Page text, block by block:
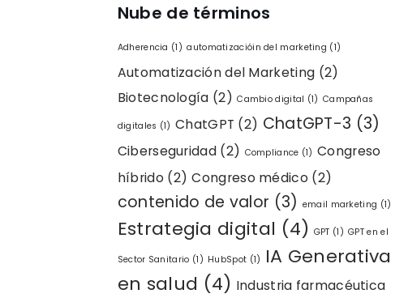
Nube de términos
Adherencia (1) automatizacióin del marketing (1)
Automatización del Marketing (2)
Biotecnología (2) Cambio digital (1) Campañas
digitales (1) ChatGPT (2) ChatGPT-3 (3)
Ciberseguridad (2) Compliance (1) Congreso
híbrido(2) Congreso médico(2)
contenido de valor (3) email marketing (1)
Estrategia digital (4) GPT (1) GPT en el
Sector Sanitario (1) HubSpot (1) IA Generativa
en salud (4) Industria farmacéutica